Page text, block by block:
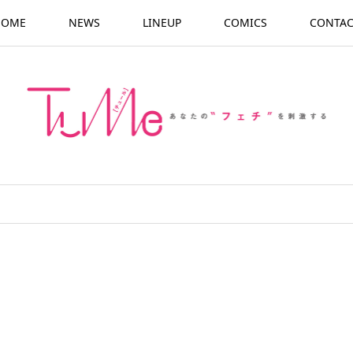
NEWS LINEUP COMICS